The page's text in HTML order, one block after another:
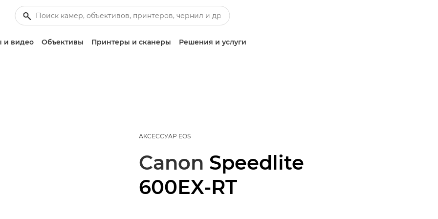
и видео Объективы Принтеры и сканеры Решения и услуги
АКСЕССУАР EOS
Canon Speedlite
600EX-RT